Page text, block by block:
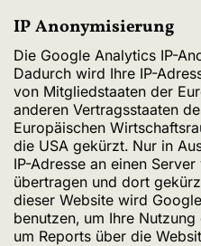
IP Anonymisierung
Die Google Analytics IP-
Dadurch wird Ihre IP-
von Mitgliedstaaten der
anderen Vertragsstaaten
Europäischen
die USA gekürzt. Nur in
IP-Adresse an einen
übertragen und dort
dieser Website wird
benutzen, um Ihre
um Reports über die